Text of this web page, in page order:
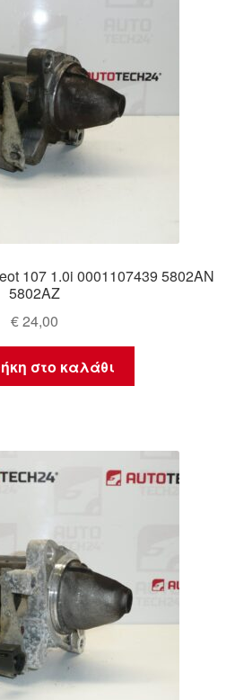
107 1.0i 0001107439 5802AN
5802AZ
€24,00
στο καλάθι